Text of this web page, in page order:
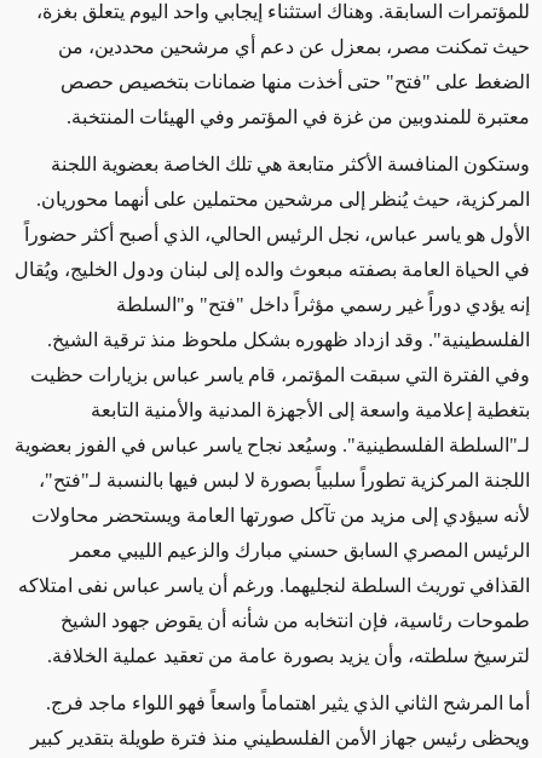
للمؤتمرات السابقة. وهناك استثناء إيجابي واحد اليوم يتعلق بغزة،
حيث تمكنت مصر، بمعزل عن دعم أي مرشحين محددين، من
الضغط على "فتح" حتى أخذت منها ضمانات بتخصيص حصص
معتبرة للمندوبين من غزة في المؤتمر وفي الهيئات المنتخبة.
وستكون المنافسة الأكثر متابعة هي تلك الخاصة بعضوية اللجنة
المركزية، حيث يُنظر إلى مرشحين محتملين على أنهما محوريان.
الأول هو ياسر عباس، نجل الرئيس الحالي، الذي أصبح أكثر حضوراً
في الحياة العامة بصفته مبعوث والده إلى لبنان ودول الخليج، ويُقال
إنه يؤدي دوراً غير رسمي مؤثراً داخل "فتح" و"السلطة
الفلسطينية". وقد ازداد ظهوره بشكل ملحوظ منذ ترقية الشيخ.
وفي الفترة التي سبقت المؤتمر، قام ياسر عباس بزيارات حظيت
بتغطية إعلامية واسعة إلى الأجهزة المدنية والأمنية التابعة
لـ"السلطة الفلسطينية". وسيُعد نجاح ياسر عباس في الفوز بعضوية
اللجنة المركزية تطوراً سلبياً بصورة لا لبس فيها بالنسبة لـ"فتح"،
لأنه سيؤدي إلى مزيد من تآكل صورتها العامة ويستحضر محاولات
الرئيس المصري السابق حسني مبارك والزعيم الليبي معمر
القذافي توريث السلطة لنجليهما. ورغم أن ياسر عباس نفى امتلاكه
طموحات رئاسية، فإن انتخابه من شأنه أن يقوض جهود الشيخ
لترسيخ سلطته، وأن يزيد بصورة عامة من تعقيد عملية الخلافة.
أما المرشح الثاني الذي يثير اهتماماً واسعاً فهو اللواء ماجد فرج.
ويحظى رئيس جهاز الأمن الفلسطيني منذ فترة طويلة بتقدير كبير